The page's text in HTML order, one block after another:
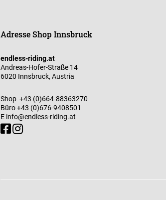
Adresse Shop Innsbruck
endless-riding.at
Andreas-Hofer-Straße 14
6020 Innsbruck, Austria
Shop +43 (0)664-88363270
Büro+43 (0)676-9408501
E info@endless-riding.at